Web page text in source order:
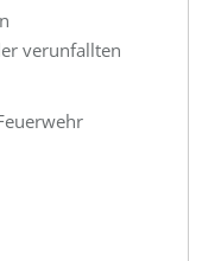
verunfallten